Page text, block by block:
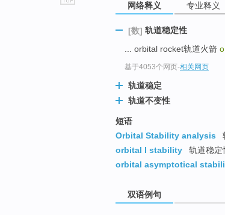
网络释义 专业释义
[数] 轨道稳定性
... orbital rocket轨道火箭
基于4053个网页-相关网页
轨道稳定
轨道不变性
短语
Orbital Stability analysis
orbital l stability
轨道稳定
orbital asymptotical
双语例句